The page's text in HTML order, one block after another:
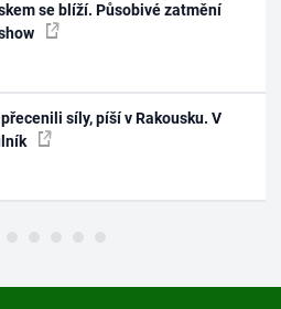
se blíží. Působivé zatmění
síly, píší v Rakousku. V